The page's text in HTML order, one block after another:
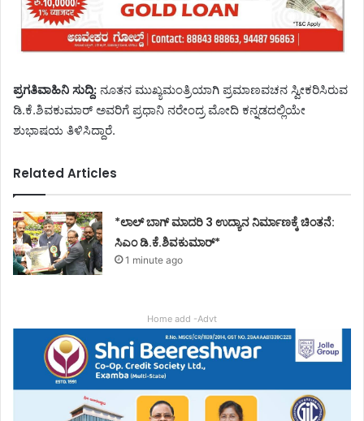
ಪ್ರಗತಿವಾಹಿನಿ ಸುದ್ದಿ: ನೂತನ ಮುಖ್ಯಮಂತ್ರಿಯಾಗಿ ಪ್ರಮಾಣವಚನ ಸ್ವೀಕರಿಸಿರುವ
ಡಿ.ಕೆ.ಶಿವಕುಮಾರ್ ಅವರಿಗೆ ಪ್ರಧಾನಿ ನರೇಂದ್ರ ಮೋದಿ ಕನ್ನಡದಲ್ಲಿಯೇ
ಶುಭಾಷಯ ತಿಳಿಸಿದ್ದಾರೆ.
Related Articles
*ಲಾಲ್ ಬಾಗ್ ಮಾದರಿ 3 ಉದ್ಯಾನ ನಿರ್ಮಾಣಕ್ಕೆ ಚಿಂತನೆ:
ಸಿಎಂ ಡಿ.ಕೆ.ಶಿವಕುಮಾರ್*
1 minute ago
Home add -Advt